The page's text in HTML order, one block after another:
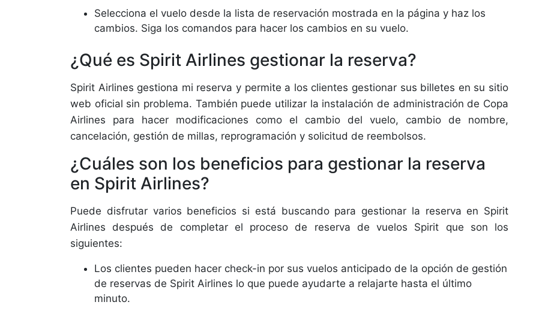
Selecciona el vuelo desde la lista de reservación mostrada en la página y haz los
cambios. Siga los comandos para hacer los cambios en su vuelo.
¿Qué es Spirit Airlines gestionar la reserva?
Spirit Airlines gestiona mi reserva y permite a los clientes gestionar sus billetes en su sitio
web oficial sin problema. También puede utilizar la instalación de administración de Copa
Airlines para hacer modificaciones como el cambio del vuelo, cambio de nombre,
cancelación, gestión de millas, reprogramación y solicitud de reembolsos.
¿Cuáles son los beneficios para gestionar la reserva
en Spirit Airlines?
Puede disfrutar varios beneficios si está buscando para gestionar la reserva en Spirit
Airlines después de completar el proceso de reserva de vuelos Spirit que son los
siguientes:
Los clientes pueden hacer check-in por sus vuelos anticipado de la opción de gestión
de reservas de Spirit Airlines lo que puede ayudarte a relajarte hasta el último
minuto.